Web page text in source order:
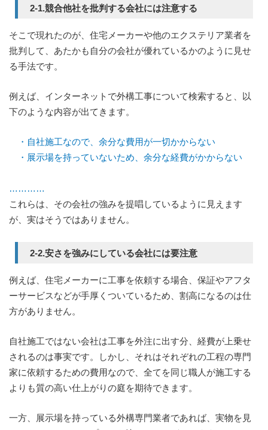
2-1.競合他社を批判する会社には注意する
そこで現れたのが、住宅メーカーや他のエクステリア業者を
批判して、あたかも自分の会社が優れているかのように見せ
る手法です。
例えば、インターネットで外構工事について検索すると、以
下のような内容が出てきます。
・自社施工なので、余分な費用が一切かからない
・展示場を持っていないため、余分な経費がかからない
…………
これらは、その会社の強みを提唱しているように見えます
が、実はそうではありません。
2-2.安さを強みにしている会社には要注意
例えば、住宅メーカーに工事を依頼する場合、保証やアフタ
ーサービスなどが手厚くついているため、割高になるのは仕
方がありません。
自社施工ではない会社は工事を外注に出す分、経費が上乗せ
されるのは事実です。しかし、それはそれぞれの工程の専門
家に依頼するための費用なので、全てを同じ職人が施工する
よりも質の高い仕上がりの庭を期待できます。
一方、展示場を持っている外構専門業者であれば、実物を見